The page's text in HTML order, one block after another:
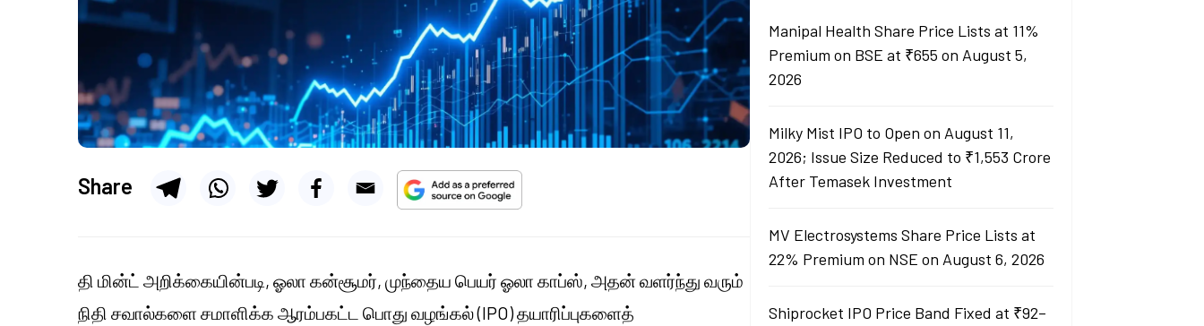
Share
தி மின்ட் அறிக்கையின்படி, ஓலா கன்சூமர், முந்தைய பெயர் ஓலா காப்ஸ், அதன் வளர்ந்து வரும்
நிதி சவால்களை சமாளிக்க ஆரம்பகட்ட பொது வழங்கல் (IPO) தயாரிப்புகளைத்
Manipal Health Share Price Lists at 11%
Premium on BSE at ₹655 on August 5,
2026
Milky Mist IPO to Open on August 11,
2026; Issue Size Reduced to ₹1,553 Crore
After Temasek Investment
MV Electrosystems Share Price Lists at
22% Premium on NSE on August 6, 2026
Shiprocket IPO Price Band Fixed at ₹92–